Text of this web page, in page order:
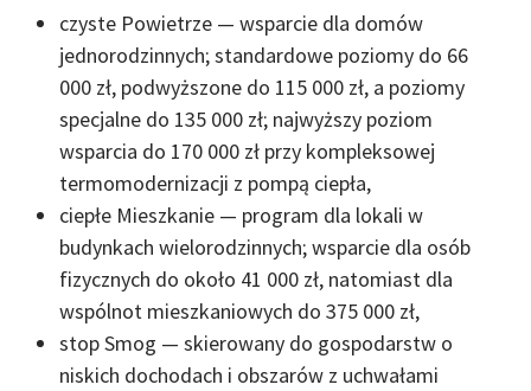
czyste Powietrze — wsparcie dla domów
jednorodzinnych; standardowe poziomy do 66
000 zł, podwyższone do 115 000 zł, a poziomy
specjalne do 135 000 zł; najwyższy poziom
wsparcia do 170 000 zł przy kompleksowej
termomodernizacji z pompą ciepła,
ciepłe Mieszkanie — program dla lokali w
budynkach wielorodzinnych; wsparcie dla osób
fizycznych do około 41 000 zł, natomiast dla
wspólnot mieszkaniowych do 375 000 zł,
stop Smog — skierowany do gospodarstw o
niskich dochodach i obszarów z uchwałami